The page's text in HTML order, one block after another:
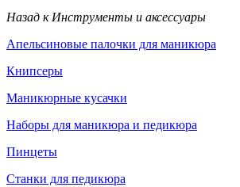
Назад к Инструменты и аксессуары
Апельсиновые палочки для маникюра
Книпсеры
Маникюрные кусачки
Наборы для маникюра и педикюра
Пинцеты
Станки для педикюра